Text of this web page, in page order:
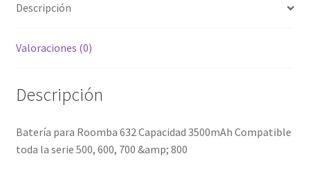
cantidad
Descripción
Valoraciones (0)
Descripción
Batería para Roomba 632 Capacidad 3500mAh Compatible
toda la serie 500, 600, 700 &amp; 800